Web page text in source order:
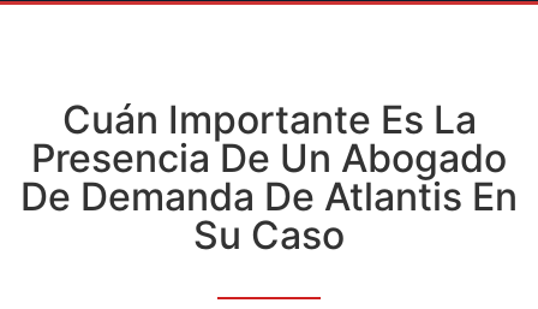
Cuán Importante Es La
Presencia De Un Abogado
De Demanda De Atlantis En
Su Caso